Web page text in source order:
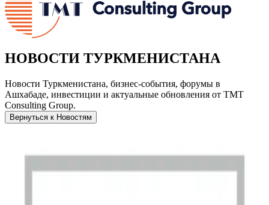
НОВОСТИ ТУРКМЕНИСТАНА
Новости Туркменистана, бизнес-события, форумы в
Ашхабаде, инвестиции и актуальные обновления от TMT
Consulting Group.
Вернуться к Новостям